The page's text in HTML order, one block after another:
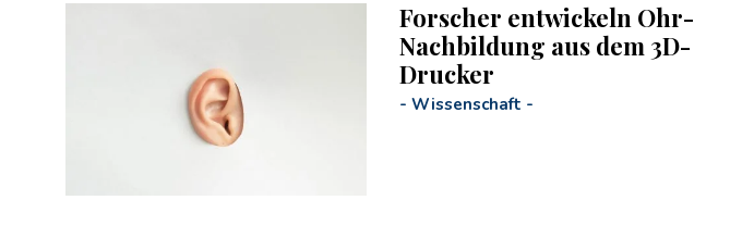
Forscher entwickeln Ohr-
Nachbildung aus dem 3D-
Drucker
- Wissenschaft -